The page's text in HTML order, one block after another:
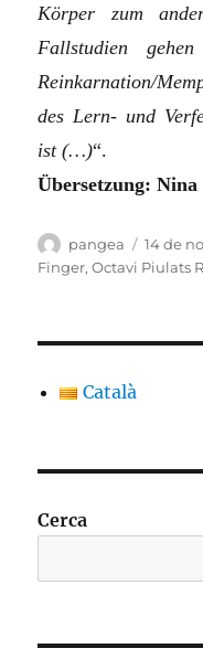
Körper zum
Fallstudien
Reinkarnation/
des Lern- und
ist (…)“.
Übersetzung:
Autor
pangea
el
14 de
Finger,Octavi Piulats
Català
Cerca